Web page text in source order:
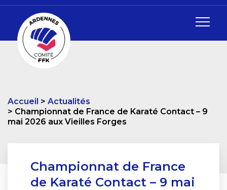
Accueil
Actualités
Championnat de France de Karaté Contact – 9
mai 2026 aux Vieilles Forges
Championnat de France
de Karaté Contact – 9 mai